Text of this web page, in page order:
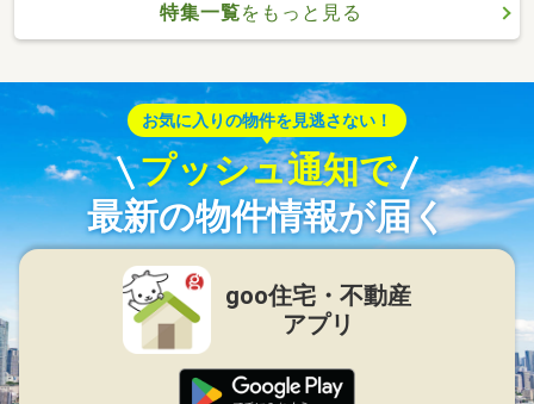
特集一覧をもっと見る
お気に入りの物件を見逃さない！
プッシュ通知で
最新の物件情報が届く
goo住宅・不動産
アプリ